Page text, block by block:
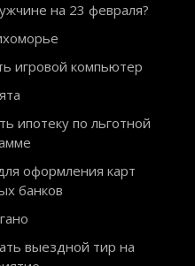
на 23 февраля?
игровой компьютер
ипотеку по льготной
оформления карт
банков
выездной тир на